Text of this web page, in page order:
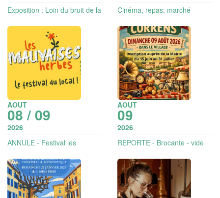
Exposition : Loin du bruit de la
vin
Cinéma, repas, marché
AOUT
08 / 09
2026
ANNULE - Festival les
AOUT
09
2026
REPORTE - Brocante - vide